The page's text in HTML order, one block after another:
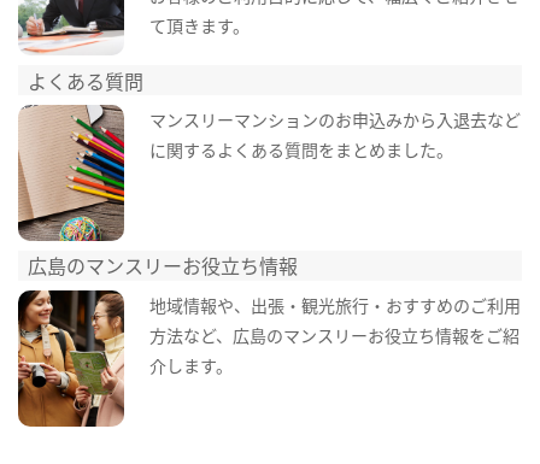
て頂きます。
よくある質問
マンスリーマンションのお申込みから入退去など
に関するよくある質問をまとめました。
広島のマンスリーお役立ち情報
地域情報や、出張・観光旅行・おすすめのご利用
方法など、広島のマンスリーお役立ち情報をご紹
介します。